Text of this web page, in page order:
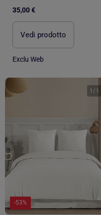
35,00 €
Vedi prodotto
Exclu Web
1 / 1
-53%